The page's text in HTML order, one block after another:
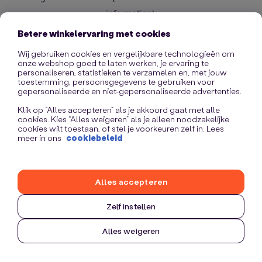
information).
Betere winkelervaring met cookies
Wij gebruiken cookies en vergelijkbare technologieën om
onze webshop goed te laten werken, je ervaring te
personaliseren, statistieken te verzamelen en, met jouw
toestemming, persoonsgegevens te gebruiken voor
gepersonaliseerde en niet-gepersonaliseerde advertenties.
Klik op “Alles accepteren” als je akkoord gaat met alle
cookies. Kies “Alles weigeren” als je alleen noodzakelijke
cookies wilt toestaan, of stel je voorkeuren zelf in. Lees
meer in ons cookiebeleid
Zelf instellen
Alles weigeren
Alles accepteren